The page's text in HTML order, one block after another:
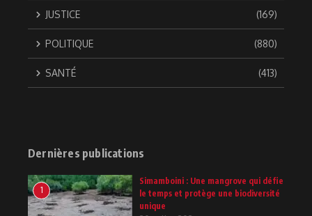
JUSTICE (169)
POLITIQUE (880)
SANTÉ (413)
Dernières publications
1
Simamboini : Une mangrove qui défie
le temps et protège une biodiversité
unique